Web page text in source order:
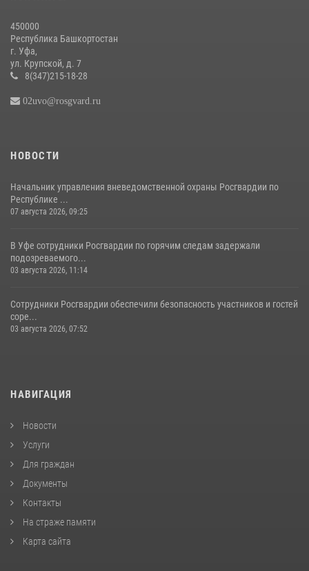
450000
Республика Башкортостан
г. Уфа,
ул. Крупской, д. 7
8(347)215-18-28
02uvo@rosgvard.ru
НОВОСТИ
Начальник управления вневедомственной охраны Росгвардии по
Республике ...
07 августа 2026, 09:25
В Уфе сотрудники Росгвардии по горячим следам задержали
подозреваемого...
03 августа 2026, 11:14
Сотрудники Росгвардии обеспечили безопасность участников и гостей
соре...
03 августа 2026, 07:52
НАВИГАЦИЯ
Новости
Услуги
Для граждан
Документы
Контакты
На страже памяти
Карта сайта